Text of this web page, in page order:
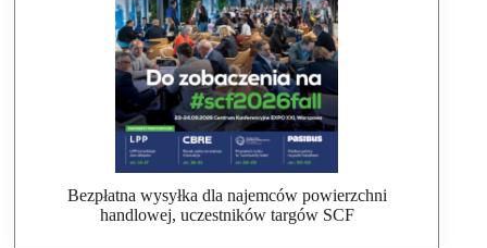
Bezpłatna wysyłka dla najemców powierzchni
handlowej, uczestników targów SCF